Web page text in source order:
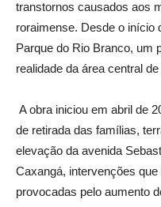
transtornos causados aos
roraimense. Desde o início
Parque do Rio Branco, um
realidade da área central
A obra iniciou em abril de
de retirada das famílias,
elevação da avenida
Caxangá, intervenções
provocadas pelo aumento